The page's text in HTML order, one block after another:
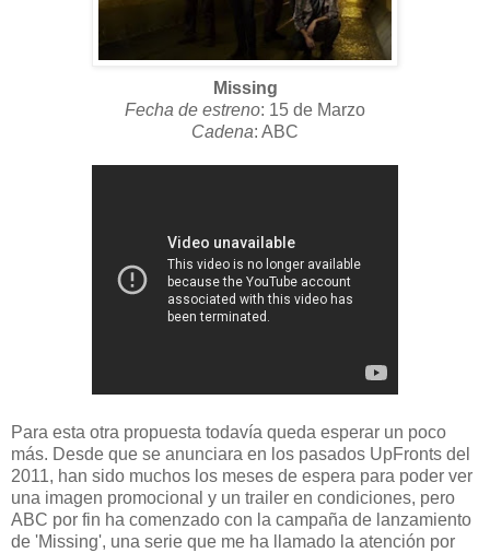
Missing
Fecha de estreno: 15 de Marzo
Cadena: ABC
Para esta otra propuesta todavía queda esperar un poco
más. Desde que se anunciara en los pasados UpFronts del
2011, han sido muchos los meses de espera para poder ver
una imagen promocional y un trailer en condiciones, pero
ABC por fin ha comenzado con la campaña de lanzamiento
de 'Missing', una serie que me ha llamado la atención por